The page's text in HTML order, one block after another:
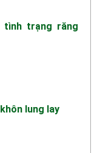
tình trạng răng
lung lay